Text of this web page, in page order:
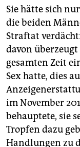
Sie hätte sich
die beiden
Straftat
davon
gesamten Zeit
Sex hatte, dies
im November
behauptete, sie
Tropfen dazu
Handlungen zu